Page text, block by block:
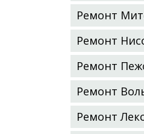
Ремонт
Ремонт
Ремонт
Ремонт
Ремонт